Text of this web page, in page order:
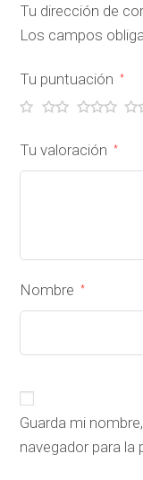
Tu dirección de
Los campos
Tu puntuación *
Tu valoración *
Nombre *
Guarda mi
navegador para la